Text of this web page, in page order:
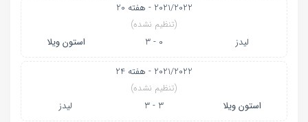
2021/2022 - هفته 20
(تنظیم نشده)
لیدز 0 - 3 استون ویلا
2021/2022 - هفته 24
(تنظیم نشده)
استون ویلا 3 - 3 لیدز